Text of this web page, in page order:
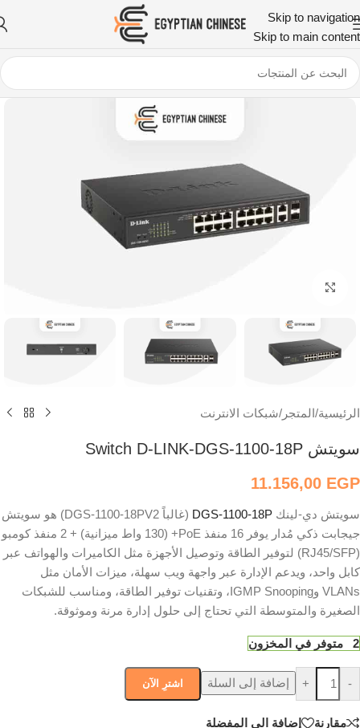
Skip to navigation
Skip to main content
الرئيسية/المتجر /شبكات الانترنت
سويتش Switch D-LINK-DGS-1100-18P
11.156,00 EGP
سويتش دي-لينك DGS-1100-18P
(غالباً DGS-1100-18PV2) هو سويتش
جيجابت ذكي مُدار يوفر 16 منفذ PoE+ (130 واط ميزانية) + 2 منفذ كومبو
(RJ45/SFP) لتوفير الطاقة وتوصيل الأجهزة مثل الكاميرات والهواتف عبر
كابل واحد، ويدعم الإدارة عبر واجهة ويب سهلة، ميزات الأمان مثل
VLANs وIGMP Snooping، وتقنيات توفير الطاقة، ومناسب للشبكات
الصغيرة والمتوسطة التي تحتاج إلى حلول إدارة مرنة وموثوقة.
2 متوفر في المخزون
-
+ إضافة إلى السلة اشترِ الآن
مقارنة إضافة الى المفضلة